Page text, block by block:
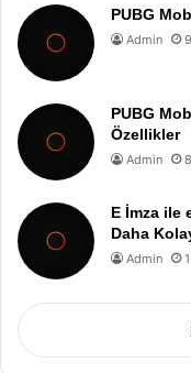
PUBG
Admin
PUBG
Özellikler
Admin
E İmza ile
Daha
Admin